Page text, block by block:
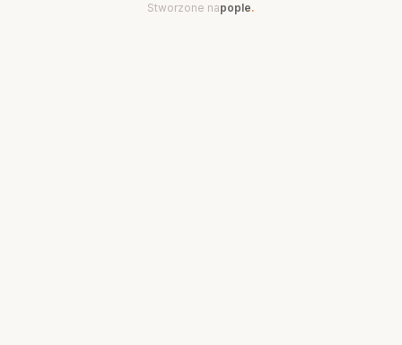
Stworzone napople.